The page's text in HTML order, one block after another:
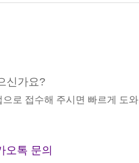
신가요?
로 접수해 주시면 빠르게 도
오톡 문의